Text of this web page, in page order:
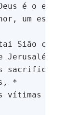
é o
um
Sião com
Jerusalém.
sacrifícios
*
vítimas